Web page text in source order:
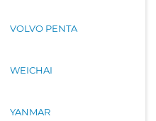
VOLVO PENTA
WEICHAI
YANMAR